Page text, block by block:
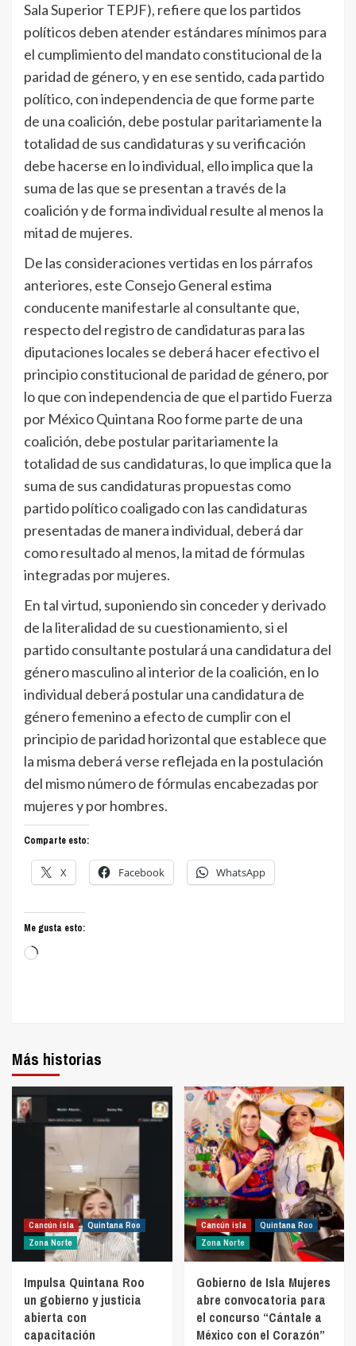
Sala Superior TEPJF), refiere que los partidos
políticos deben atender estándares mínimos para
el cumplimiento del mandato constitucional de la
paridad de género, y en ese sentido, cada partido
político, con independencia de que forme parte
de una coalición, debe postular paritariamente la
totalidad de sus candidaturas y su verificación
debe hacerse en lo individual, ello implica que la
suma de las que se presentan a través de la
coalición y de forma individual resulte al menos la
mitad de mujeres.
De las consideraciones vertidas en los párrafos
anteriores, este Consejo General estima
conducente manifestarle al consultante que,
respecto del registro de candidaturas para las
diputaciones locales se deberá hacer efectivo el
principio constitucional de paridad de género, por
lo que con independencia de que el partido Fuerza
por México Quintana Roo forme parte de una
coalición, debe postular paritariamente la
totalidad de sus candidaturas, lo que implica que la
suma de sus candidaturas propuestas como
partido político coaligado con las candidaturas
presentadas de manera individual, deberá dar
como resultado al menos, la mitad de fórmulas
integradas por mujeres.
En tal virtud, suponiendo sin conceder y derivado
de la literalidad de su cuestionamiento, si el
partido consultante postulará una candidatura del
género masculino al interior de la coalición, en lo
individual deberá postular una candidatura de
género femenino a efecto de cumplir con el
principio de paridad horizontal que establece que
la misma deberá verse reflejada en la postulación
del mismo número de fórmulas encabezadas por
mujeres y por hombres.
Comparte esto:
X Facebook WhatsApp
Me gusta esto:
Cargando...
Más historias
Cancún isla
Quintana Roo
Zona Norte
Impulsa Quintana Roo
un gobierno y justicia
abierta con
capacitación
Cancún isla
Quintana Roo
Zona Norte
Gobierno de Isla Mujeres
abre convocatoria para
el concurso “Cántale a
México con el Corazón”